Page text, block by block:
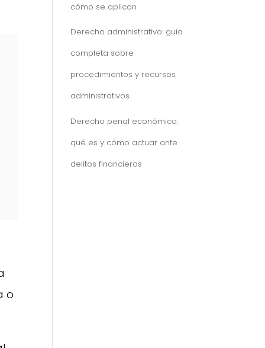
o
cómo se aplican
Derecho administrativo: guía
completa sobre
procedimientos y recursos
administrativos
Derecho penal económico:
qué es y cómo actuar ante
delitos financieros